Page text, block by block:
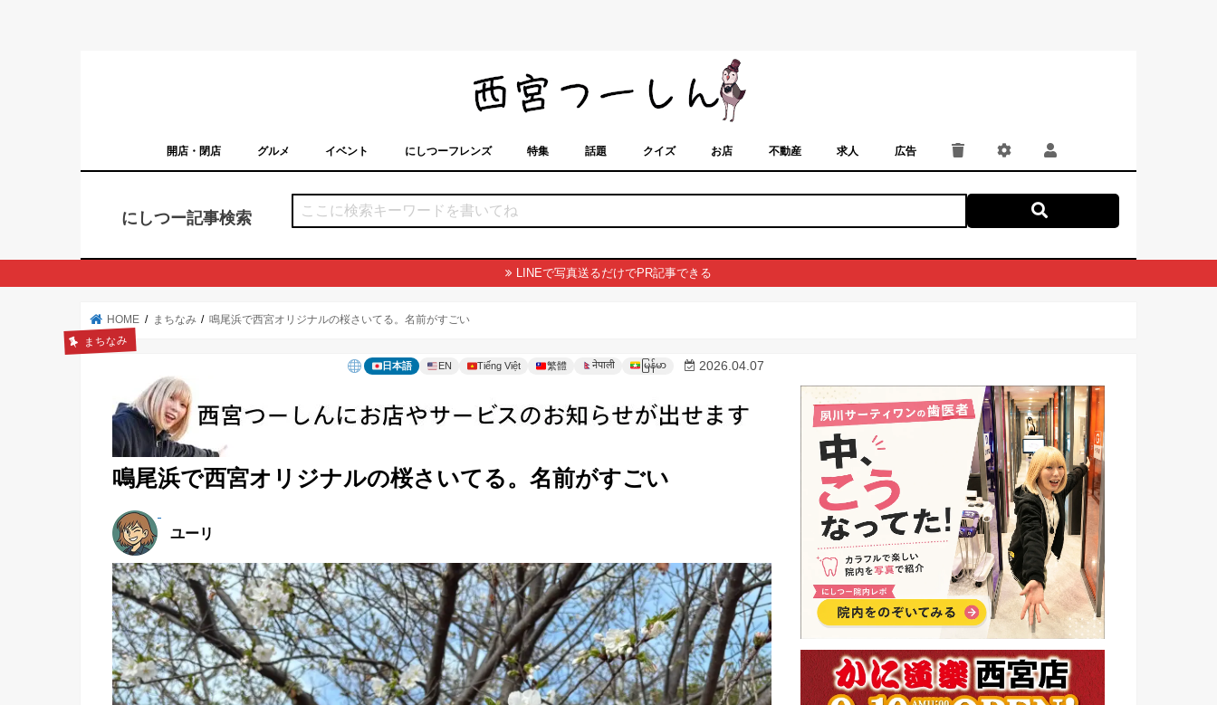
開店・閉店 グルメ イベント にしつーフレンズ 特集 話題 クイズ お店 不動産 求人 広告
にしつー記事検索
LINEで写真送るだけでPR記事できる
HOME まちなみ 鳴尾浜で西宮オリジナルの桜さいてる。名前がすごい
まちなみ
日本語 EN Tiếng Việt 繁體 नेपाली မြန်မာ 2026.04.07
鳴尾浜で西宮オリジナルの桜さいてる。名前がすごい
ユーリ